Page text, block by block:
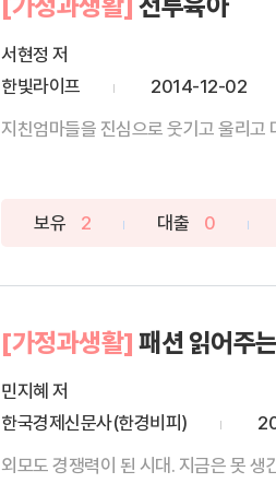
서현정 저
한빛라이프
2014-12-02
지친엄마들을 진심으로 웃기고 울리고
보유 2 대출 0
[가정과생활] 패션 읽어주
민지혜 저
한국경제신문사(한경비피)
외모도 경쟁력이 된 시대. 지금은 못 생